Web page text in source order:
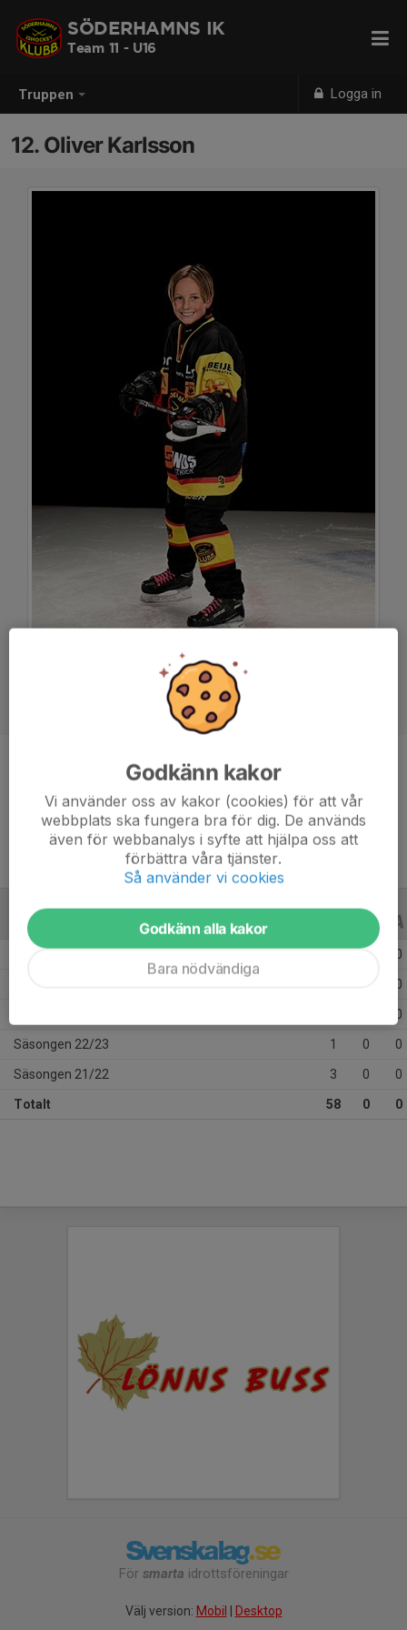
Truppen Logga in
SÖDERHAMNS IK
Team 11 - U16
12. Oliver Karlsson
Forward
Ålder
14 år
ALLA SERIER ALLA ÅR
0
0
0
Säsongen 22/23 1 0 0
Säsongen 21/22 3 0 0
Totalt 58 0 0
För smarta idrottsföreningar
Välj version: Mobil Desktop
Godkänn kakor
Vi använder oss av kakor (cookies) för att vår
webbplats ska fungera bra för dig. De används
även för webbanalys i syfte att hjälpa oss att
förbättra våra tjänster.
Så använder vi cookies
Godkänn alla kakor
Bara nödvändiga